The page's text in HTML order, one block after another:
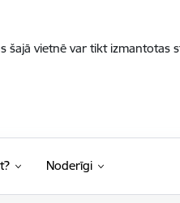
vietnē var tikt izmantotas
Noderīgi